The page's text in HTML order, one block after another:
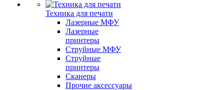
Техника для печати
Лазерные МФУ
Лазерные
принтеры
Струйные МФУ
Струйные
принтеры
Сканеры
Прочие аксессуары